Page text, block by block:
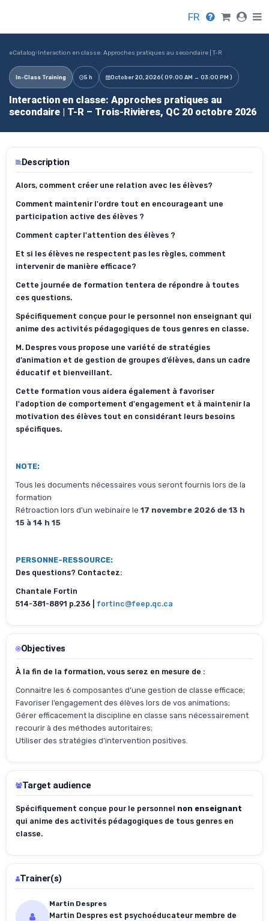
FR
eCatalog›Interaction en classe: Approches pratiques au secondaire | T-R
In-Class Training 5 h October 20, 2026( 09:00 AM → 03:00 PM )
Interaction en classe: Approches pratiques au
secondaire | T-R – Trois-Rivières, QC 20 octobre 2026
Description
Alors, comment créer une relation avec les élèves?
Comment maintenir l'ordre tout en encourageant une
participation active des élèves ?
Comment capter l'attention des élèves ?
Et si les élèves ne respectent pas les règles, comment
intervenir de manière efficace?
Cette journée de formation tentera de répondre à toutes
ces questions.
Spécifiquement conçue pour le personnel non enseignant qui
anime des activités pédagogiques de tous genres en classe.
M. Despres vous propose une variété de stratégies
d’animation et de gestion de groupes d’élèves, dans un cadre
éducatif et bienveillant.
Cette formation vous aidera également à favoriser
l'adoption de comportement d'engagement et à maintenir la
motivation des élèves tout en considérant leurs besoins
spécifiques.
NOTE:
Tous les documents nécessaires vous seront fournis lors de la
formation
Rétroaction lors d'un webinaire le 17 novembre 2026 de 13 h
15 à 14 h 15
PERSONNE-RESSOURCE:
Des questions? Contactez:
Chantale Fortin
514-381-8891 p.236 | fortinc@feep.qc.ca
Objectives
À la fin de la formation, vous serez en mesure de :
Connaitre les 6 composantes d’une gestion de classe efficace;
Favoriser l’engagement des élèves lors de vos animations;
Gérer efficacement la discipline en classe sans nécessairement
recourir à des méthodes autoritaires;
Utiliser des stratégies d’intervention positives.
Target audience
Spécifiquement conçue pour le personnel non enseignant
qui anime des activités pédagogiques de tous genres en
classe.
Trainer(s)
Martin Despres
Martin Despres est psychoéducateur membre de